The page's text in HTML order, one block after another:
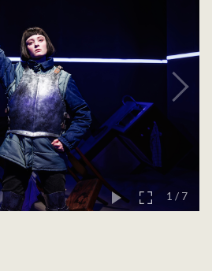
og
partnere kan kombinere disse
du har givet dem, eller som
brug af deres tjenester.
1 / 7